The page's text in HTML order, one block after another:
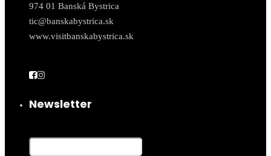
974 01 Banská Bystrica
tic@banskabystrica.sk
www.visitbanskabystrica.sk
Newsletter